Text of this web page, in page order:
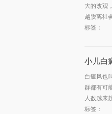
大的改观
越脱离社
标签：
小儿白
白癜风也
群都有可
人数越来
标签：